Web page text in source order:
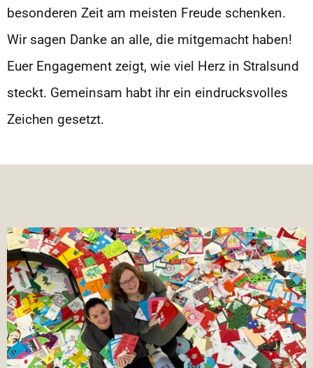
besonderen Zeit am meisten Freude schenken.
Wir sagen Danke an alle, die mitgemacht haben!
Euer Engagement zeigt, wie viel Herz in Stralsund
steckt. Gemeinsam habt ihr ein eindrucksvolles
Zeichen gesetzt.